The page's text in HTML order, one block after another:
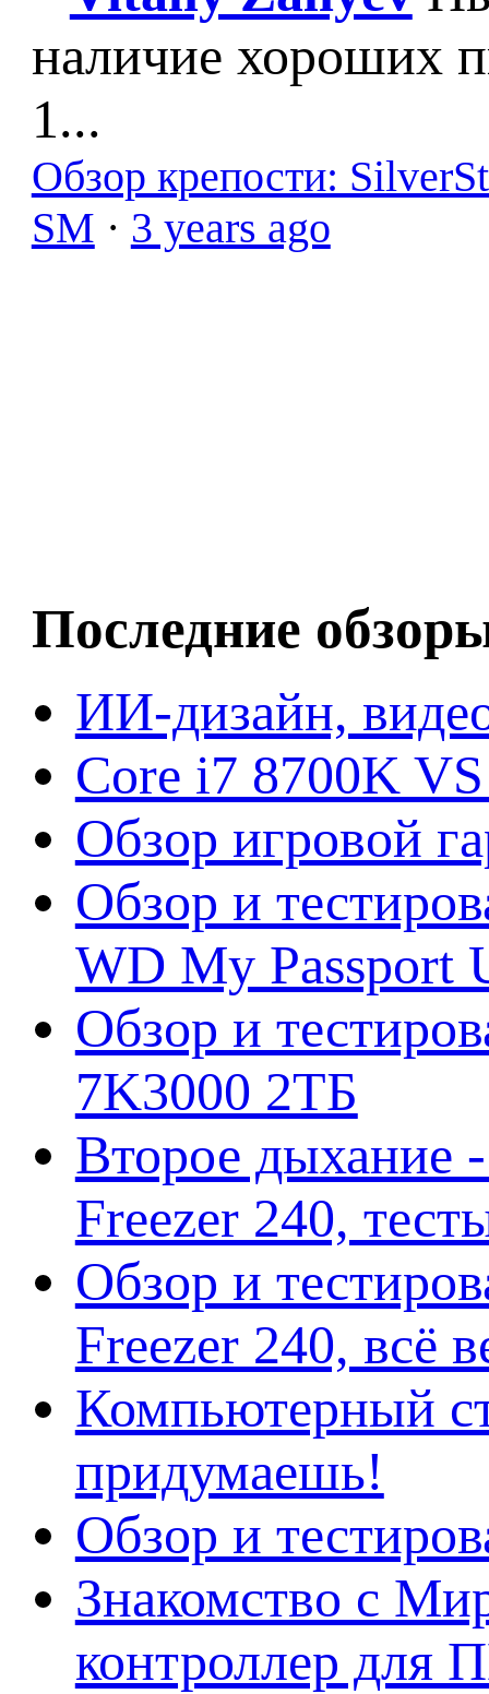
наличие хороших
1...
Обзор крепости:
SM · 3 years ago
Последние
ИИ-дизайн,
Core i7 8700K
Обзор игровой
Обзор и
WD My Passport
Обзор и
7K3000 2ТБ
Второе дыхание
Freezer 240,
Обзор и
Freezer 240, всё
Компьютерный
придумаешь!
Обзор и
Знакомство с
контроллер для